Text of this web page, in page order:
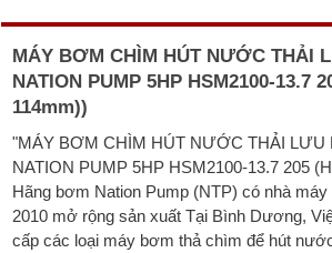
MÁY BƠM CHÌM HÚT NƯỚC THẢI
NATION PUMP 5HP HSM2100-13.7
114mm))
"MÁY BƠM CHÌM HÚT NƯỚC THẢI LƯU
NATION PUMP 5HP HSM2100-13.7 205
Hãng bơm Nation Pump (NTP) có nhà máy
2010 mở rộng sản xuất Tại Bình Dương,
cấp các loại máy bơm thả chìm để hút